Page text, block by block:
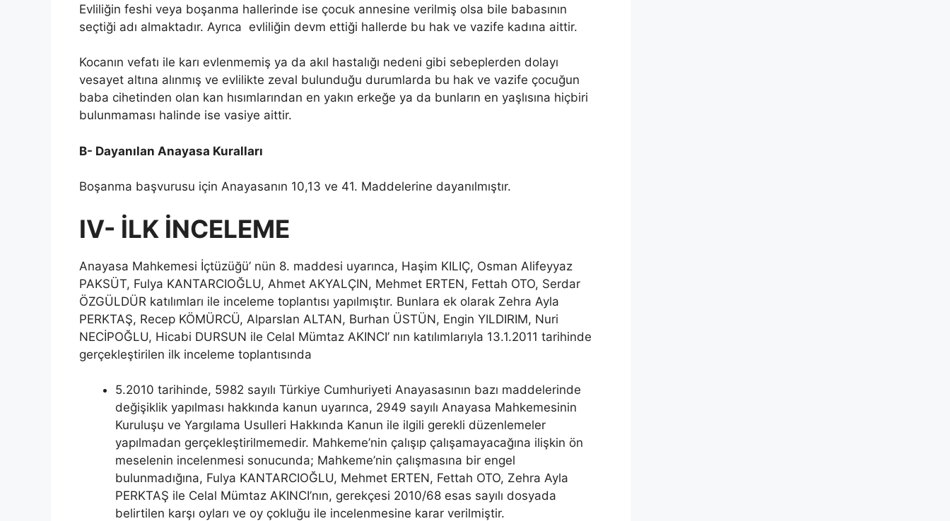
Evliliğin feshi veya boşanma hallerinde ise çocuk annesine verilmiş olsa bile babasının
seçtiği adı almaktadır. Ayrıca evliliğin devm ettiği hallerde bu hak ve vazife kadına aittir.
Kocanın vefatı ile karı evlenmemiş ya da akıl hastalığı nedeni gibi sebeplerden dolayı
vesayet altına alınmış ve evlilikte zeval bulunduğu durumlarda bu hak ve vazife çocuğun
baba cihetinden olan kan hısımlarından en yakın erkeğe ya da bunların en yaşlısına hiçbiri
bulunmaması halinde ise vasiye aittir.
B- Dayanılan Anayasa Kuralları
Boşanma başvurusu için Anayasanın 10,13 ve 41. Maddelerine dayanılmıştır.
IV- İLK İNCELEME
Anayasa Mahkemesi İçtüzüğü’ nün 8. maddesi uyarınca, Haşim KILIÇ, Osman Alifeyyaz
PAKSÜT, Fulya KANTARCIOĞLU, Ahmet AKYALÇIN, Mehmet ERTEN, Fettah OTO, Serdar
ÖZGÜLDÜR katılımları ile inceleme toplantısı yapılmıştır. Bunlara ek olarak Zehra Ayla
PERKTAŞ, Recep KÖMÜRCÜ, Alparslan ALTAN, Burhan ÜSTÜN, Engin YILDIRIM, Nuri
NECİPOĞLU, Hicabi DURSUN ile Celal Mümtaz AKINCI’ nın katılımlarıyla 13.1.2011 tarihinde
gerçekleştirilen ilk inceleme toplantısında
5.2010 tarihinde, 5982 sayılı Türkiye Cumhuriyeti Anayasasının bazı maddelerinde
değişiklik yapılması hakkında kanun uyarınca, 2949 sayılı Anayasa Mahkemesinin
Kuruluşu ve Yargılama Usulleri Hakkında Kanun ile ilgili gerekli düzenlemeler
yapılmadan gerçekleştirilmemedir. Mahkeme’nin çalışıp çalışamayacağına ilişkin ön
meselenin incelenmesi sonucunda; Mahkeme’nin çalışmasına bir engel
bulunmadığına, Fulya KANTARCIOĞLU, Mehmet ERTEN, Fettah OTO, Zehra Ayla
PERKTAŞ ile Celal Mümtaz AKINCI’nın, gerekçesi 2010/68 esas sayılı dosyada
belirtilen karşı oyları ve oy çokluğu ile incelenmesine karar verilmiştir.